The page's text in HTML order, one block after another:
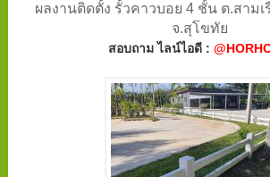
ผลงานติดตั้ง รั้วคาวบอย 4 ชั้น ต.สามเ
จ.สุโขทัย
สอบถาม ไลน์ไอดี :